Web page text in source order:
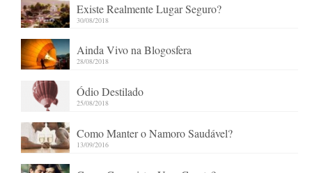
Existe Realmente Lugar Seguro?
30/08/2018
Ainda Vivo na Blogosfera
28/08/2018
Ódio Destilado
25/08/2018
Como Manter o Namoro Saudável?
13/09/2016